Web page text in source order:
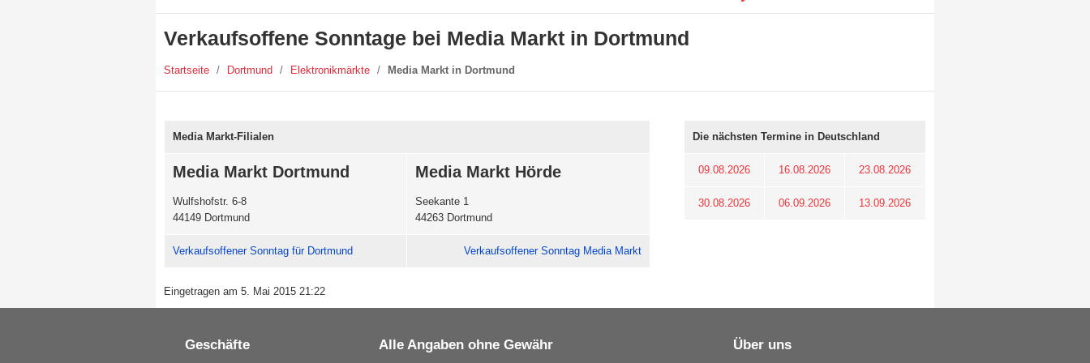
Verkaufsoffene Sonntage bei Media Markt in Dortmund
Startseite / Dortmund / Elektronikmärkte / Media Markt in Dortmund
Media Markt-Filialen
Media Markt Dortmund
Wulfshofstr. 6-8
44149 Dortmund
Media Markt Hörde
Seekante 1
44263 Dortmund
Verkaufsoffener Sonntag für Dortmund Verkaufsoffener Sonntag Media Markt
Eingetragen am 5. Mai 2015 21:22
Die nächsten Termine in Deutschland
09.08.2026 16.08.2026 23.08.2026
30.08.2026 06.09.2026 13.09.2026
Geschäfte Alle Angaben ohne Gewähr Über uns